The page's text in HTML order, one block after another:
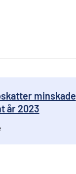
minskade
år 2023